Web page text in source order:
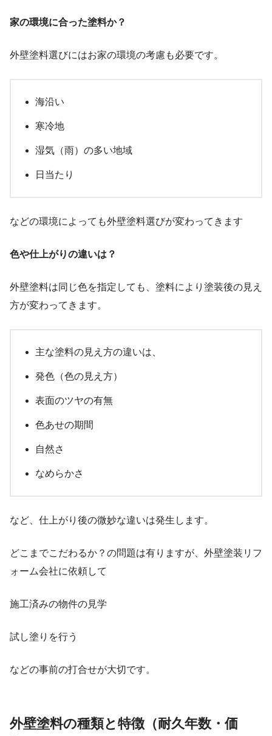
家の環境に合った塗料か？
外壁塗料選びにはお家の環境の考慮も必要です。
海沿い
寒冷地
湿気（雨）の多い地域
日当たり
などの環境によっても外壁塗料選びが変わってきます
色や仕上がりの違いは？
外壁塗料は同じ色を指定しても、塗料により塗装後の見え
方が変わってきます。
主な塗料の見え方の違いは、
発色（色の見え方）
表面のツヤの有無
色あせの期間
自然さ
なめらかさ
など、仕上がり後の微妙な違いは発生します。
どこまでこだわるか？の問題は有りますが、外壁塗装リフ
ォーム会社に依頼して
施工済みの物件の見学
試し塗りを行う
などの事前の打合せが大切です。
外壁塗料の種類と特徴（耐久年数・価